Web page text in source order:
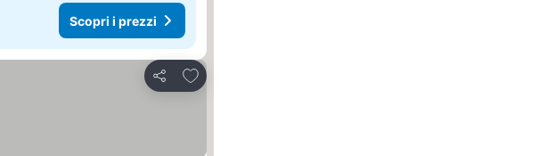
Scopri i prezzi
Condividi
Aggiungi ai preferiti